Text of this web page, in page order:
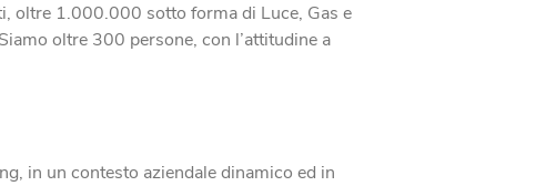
oltre 1.000.000 sotto forma di Luce, Gas e
oltre 300 persone, con l’attitudine a
in un contesto aziendale dinamico ed in